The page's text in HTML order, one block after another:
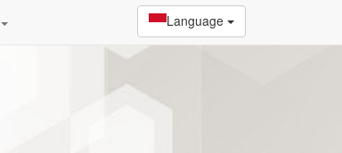
Language